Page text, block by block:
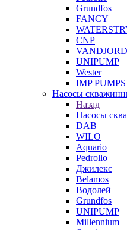
Grundfos
FANCY
CNP
VANDJORD
UNIPUMP
Wester
IMP PUMPS
Насосы
Назад
Насосы
DAB
WILO
Aquario
Pedrollo
Джилекс
Belamos
Водолей
Grundfos
UNIPUMP
Millennium